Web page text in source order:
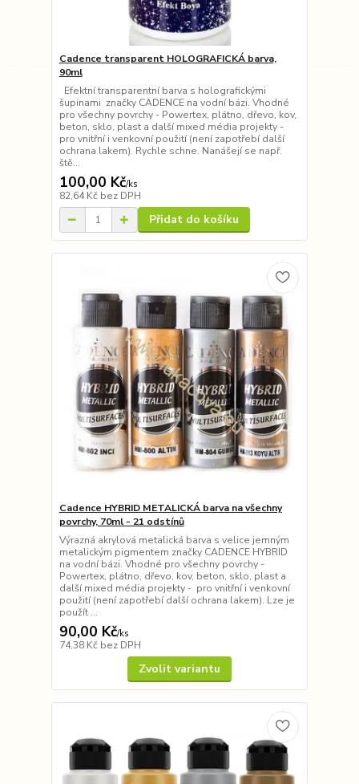
Cadence transparent HOLOGRAFICKÁ barva,
90ml
Efektní transparentní barva s holografickými
šupinami značky CADENCE na vodní bázi. Vhodné
pro všechny povrchy - Powertex, plátno, dřevo, kov,
beton, sklo, plast a další mixed média projekty -
pro vnitřní i venkovní použití (není zapotřebí další
ochrana lakem). Rychle schne. Nanášejí se např.
ště...
100,00 Kč/ks
82,64 Kč bez DPH
Přidat do košíku
Cadence HYBRID METALICKÁ barva na všechny
povrchy, 70ml - 21 odstínů
Výrazná akrylová metalická barva s velice jemným
metalickým pigmentem značky CADENCE HYBRID
na vodní bázi. Vhodné pro všechny povrchy -
Powertex, plátno, dřevo, kov, beton, sklo, plast a
další mixed média projekty - pro vnitřní i venkovní
použití (není zapotřebí další ochrana lakem). Lze je
použít ...
90,00 Kč/ks
74,38 Kč bez DPH
Zvolit variantu